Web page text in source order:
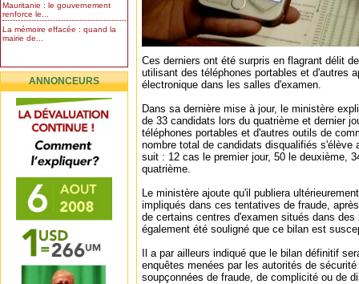
Mauritanie : le gouvernement
renforce le...
La mémoire effacée : quand la
mairie de...
ANNONCEURS
Ces derniers ont été surpris en flagrant délit
utilisant des téléphones portables et d'autres
électronique dans les salles d'examen.
Dans sa dernière mise à jour, le ministère
de 33 candidats lors du quatrième et dernier
téléphones portables et d'autres outils de
nombre total de candidats disqualifiés s'élève
suit : 12 cas le premier jour, 50 le deuxième,
quatrième.
Le ministère ajoute qu'il publiera
impliqués dans ces tentatives de fraude,
de certains centres d'examen situés dans
également été souligné que ce bilan est
Il a par ailleurs indiqué que le bilan définitif
enquêtes menées par les autorités de
soupçonnées de fraude, de complicité ou de